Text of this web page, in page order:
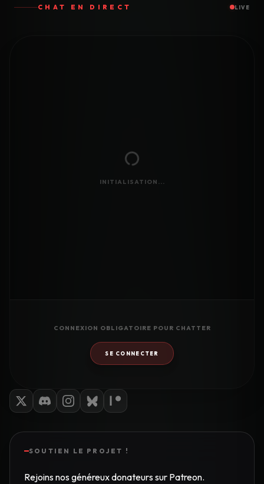
CHAT EN DIRECT LIVE
INITIALISATION...
CONNEXION OBLIGATOIRE POUR CHATTER
SE CONNECTER
SOUTIEN LE PROJET !
Rejoins nos généreux donateurs sur Patreon.